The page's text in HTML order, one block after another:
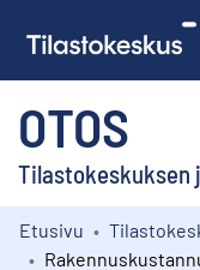
OTOS
Tilastokeskuksen
Kokoelmat
Etusivu